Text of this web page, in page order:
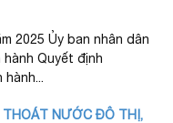
2025 Ủy ban nhân dân
hành Quyết định
NƯỚC ĐÔ THỊ,